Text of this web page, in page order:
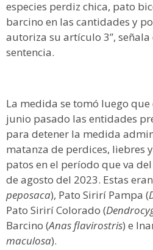
especies perdiz chica, pato
barcino en las cantidades y
autoriza su artículo 3”, señala
sentencia.
La medida se tomó luego
junio pasado las entidades
para detener la medida
matanza de perdices, liebres
patos en el período que va
de agosto del 2023. Estas
peposaca), Pato Sirirí Pampa (
Pato Sirirí Colorado (
Barcino (Anas flavirostris) e
maculosa).